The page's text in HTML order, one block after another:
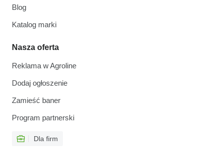
Blog
Katalog marki
Nasza oferta
Reklama w Agroline
Dodaj ogłoszenie
Zamieść baner
Program partnerski
Dla firm